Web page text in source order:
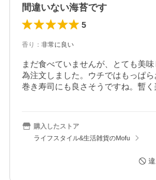
間違いない海苔です
5
香り ： 非常に良い
まだ食べていませんが、とても美
為注文しました。ウチではもっぱ
巻き寿司にも良さそうですね。暫く
購入したストア
ライフスタイル&生活雑貨のMofu